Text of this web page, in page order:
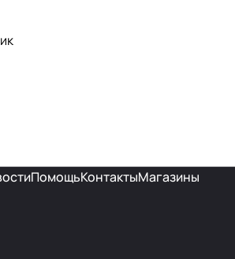
ПомощьКонтактыМагазины